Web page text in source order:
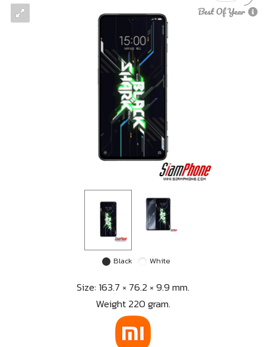
Black White
Size: 163.7 × 76.2 × 9.9 mm.
Weight 220 gram.